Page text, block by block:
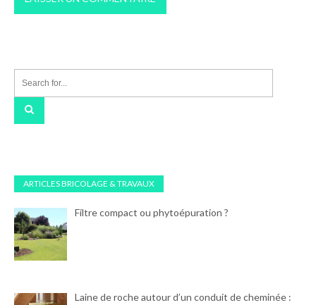
ARTICLES BRICOLAGE & TRAVAUX
Filtre compact ou phytoépuration ?
Laine de roche autour d’un conduit de cheminée :